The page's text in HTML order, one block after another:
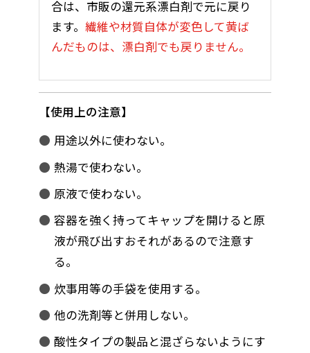
合は、市販の還元系漂白剤で元に戻り
ます。 繊維や材質自体が変色して黄ば
んだものは、漂白剤でも戻りません。
使用上の注意
用途以外に使わない。
熱湯で使わない。
原液で使わない。
容器を強く持ってキャップを開けると原
液が飛び出すおそれがあるので注意す
る。
炊事用等の手袋を使用する。
他の洗剤等と併用しない。
酸性タイプの製品と混ざらないようにす